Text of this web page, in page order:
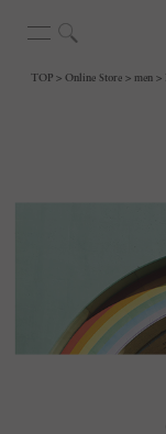
TOP Online Store men